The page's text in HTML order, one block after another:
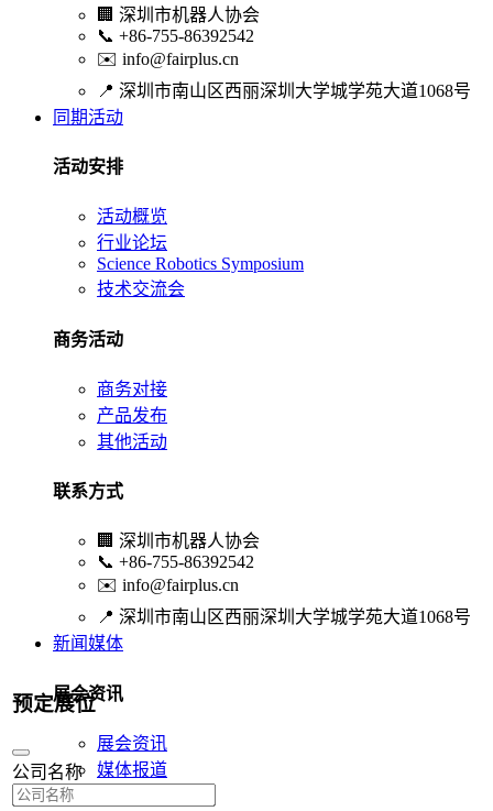
🏢 深圳市机器人协会
📞 +86-755-86392542
✉️ info@fairplus.cn
📍 深圳市南山区西丽深圳大学城学苑大道1068号
同期活动
活动安排
活动概览
行业论坛
Science Robotics Symposium
技术交流会
商务活动
商务对接
产品发布
其他活动
联系方式
🏢 深圳市机器人协会
📞 +86-755-86392542
✉️ info@fairplus.cn
📍 深圳市南山区西丽深圳大学城学苑大道1068号
新闻媒体
展会资讯
展会资讯
媒体报道
预定展位
公司名称